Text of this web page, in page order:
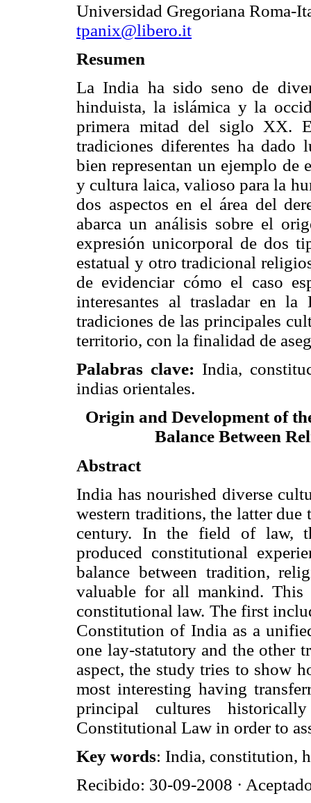
Universidad Gregoriana Roma-
tpanix@libero.it
Resumen
La India ha sido seno de
hinduista, la islámica y la
primera mitad del siglo XX.
tradiciones diferentes ha dado
bien representan un ejemplo
y cultura laica, valioso para la
dos aspectos en el área del
abarca un análisis sobre el
expresión unicorporal de dos
estatual y otro tradicional
de evidenciar cómo el caso
interesantes al trasladar en
tradiciones de las principales
territorio, con la finalidad de
Palabras clave: India,
indias orientales.
Origin and Development of
Balance Between
Abstract
India has nourished diverse
western traditions, the latter
century. In the field of law,
produced constitutional
balance between tradition,
valuable for all mankind. This
constitutional law. The first
Constitution of India as a
one lay-statutory and the other
aspect, the study tries to show
most interesting having
principal cultures
Constitutional Law in order to
Key words: India, constitution,
Recibido: 30-09-2008 ·